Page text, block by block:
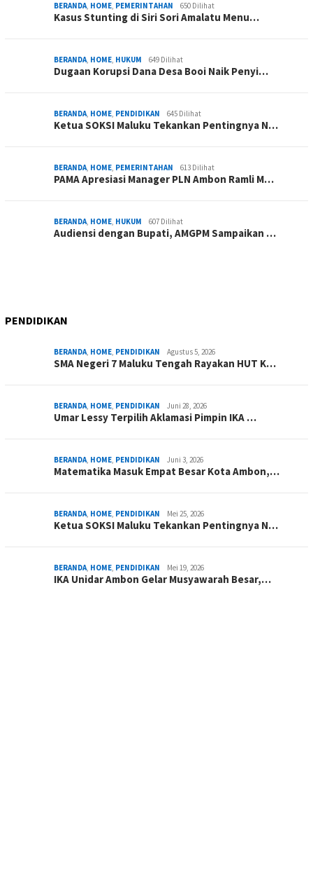
BERANDA, HOME, PEMERINTAHAN 650 Dilihat
Kasus Stunting di Siri Sori Amalatu Menu…
BERANDA, HOME, HUKUM 649 Dilihat
Dugaan Korupsi Dana Desa Booi Naik Penyi…
BERANDA, HOME, PENDIDIKAN 645 Dilihat
Ketua SOKSI Maluku Tekankan Pentingnya N…
BERANDA, HOME, PEMERINTAHAN 613 Dilihat
PAMA Apresiasi Manager PLN Ambon Ramli M…
BERANDA, HOME, HUKUM 607 Dilihat
Audiensi dengan Bupati, AMGPM Sampaikan …
PENDIDIKAN
BERANDA, HOME, PENDIDIKAN Agustus 5, 2026
SMA Negeri 7 Maluku Tengah Rayakan HUT K…
BERANDA, HOME, PENDIDIKAN Juni 28, 2026
Umar Lessy Terpilih Aklamasi Pimpin IKA …
BERANDA, HOME, PENDIDIKAN Juni 3, 2026
Matematika Masuk Empat Besar Kota Ambon,…
BERANDA, HOME, PENDIDIKAN Mei 25, 2026
Ketua SOKSI Maluku Tekankan Pentingnya N…
BERANDA, HOME, PENDIDIKAN Mei 19, 2026
IKA Unidar Ambon Gelar Musyawarah Besar,…